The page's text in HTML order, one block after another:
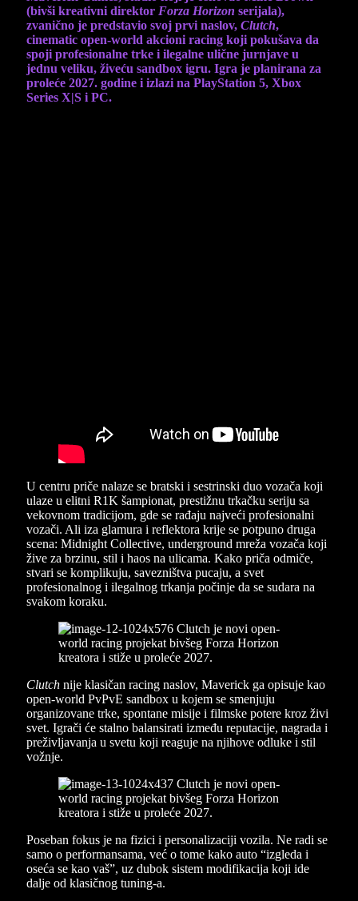
(bivši kreativni direktor Forza Horizon serijala),
zvanično je predstavio svoj prvi naslov, Clutch,
cinematic open-world akcioni racing koji pokušava da
spoji profesionalne trke i ilegalne ulične jurnjave u
jednu veliku, živeću sandbox igru. Igra je planirana za
proleće 2027. godine i izlazi na PlayStation 5, Xbox
Series X|S i PC.
U centru priče nalaze se bratski i sestrinski duo vozača koji
ulaze u elitni R1K šampionat, prestižnu trkačku seriju sa
vekovnom tradicijom, gde se rađaju najveći profesionalni
vozači. Ali iza glamura i reflektora krije se potpuno druga
scena: Midnight Collective, underground mreža vozača koji
žive za brzinu, stil i haos na ulicama. Kako priča odmiče,
stvari se komplikuju, savezništva pucaju, a svet
profesionalnog i ilegalnog trkanja počinje da se sudara na
svakom koraku.
Clutch nije klasičan racing naslov, Maverick ga opisuje kao
open-world PvPvE sandbox u kojem se smenjuju
organizovane trke, spontane misije i filmske potere kroz živi
svet. Igrači će stalno balansirati između reputacije, nagrada i
preživljavanja u svetu koji reaguje na njihove odluke i stil
vožnje.
Poseban fokus je na fizici i personalizaciji vozila. Ne radi se
samo o performansama, već o tome kako auto “izgleda i
oseća se kao vaš”, uz dubok sistem modifikacija koji ide
dalje od klasičnog tuning-a.